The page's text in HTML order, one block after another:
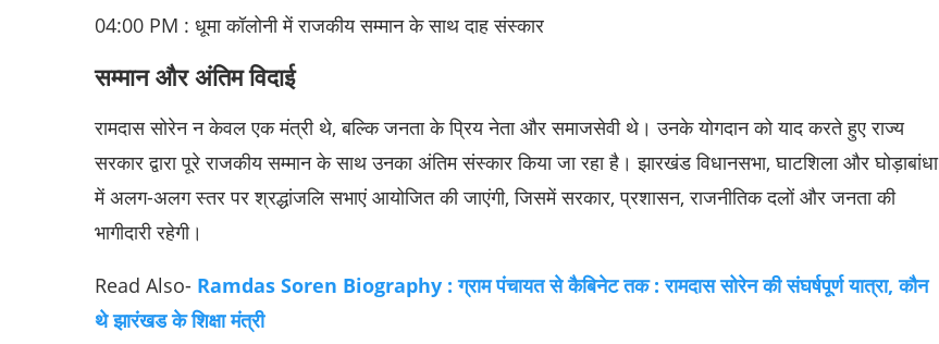
04:00 PM : धूमा कॉलोनी में राजकीय सम्मान के साथ दाह संस्कार
सम्मान और अंतिम विदाई
रामदास सोरेन न केवल एक मंत्री थे, बल्कि जनता के प्रिय नेता और समाजसेवी थे। उनके योगदान को याद करते हुए राज्य
सरकार द्वारा पूरे राजकीय सम्मान के साथ उनका अंतिम संस्कार किया जा रहा है। झारखंड विधानसभा, घाटशिला और घोड़ाबांधा
में अलग-अलग स्तर पर श्रद्धांजलि सभाएं आयोजित की जाएंगी, जिसमें सरकार, प्रशासन, राजनीतिक दलों और जनता की
भागीदारी रहेगी।
Read Also- Ramdas Soren Biography : ग्राम पंचायत से कैबिनेट तक : रामदास सोरेन की संघर्षपूर्ण यात्रा, कौन
थे झारंखड के शिक्षा मंत्री